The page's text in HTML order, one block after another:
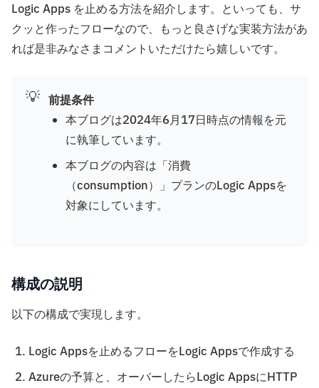
Logic Apps を止める方法を紹介します。といっても、サ
クッと作ったフローなので、もっと良さげな実装方法があ
れば是非みなさまコメントいただけたら嬉しいです。
💡 前提条件
本ブログは2024年6月17日時点の情報を元
に執筆しています。
本ブログの内容は「消費
（consumption）」プランのLogic Appsを
対象にしています。
構成の説明
以下の構成で実現します。
Logic Appsを止めるフローをLogic Appsで作成する
Azureの予算と、オーバーしたらLogic AppsにHTTP